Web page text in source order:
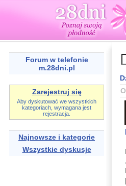
Forum w telefonie
m.28dni.pl
Zarejestruj się
Aby dyskutować we wszystkich
kategoriach, wymagana jest
rejestracja.
Najnowsze i kategorie
Wszystkie dyskusje